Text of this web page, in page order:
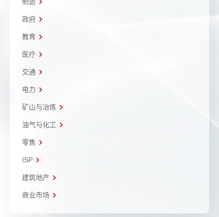
政府
教育
医疗
交通
电力
矿山与冶炼
油气与化工
零售
ISP
建筑地产
商业市场